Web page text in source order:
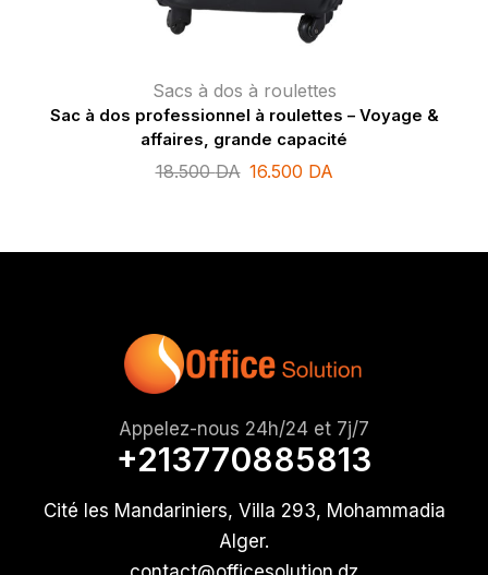
Sacs à dos à roulettes
Sac à dos professionnel à roulettes – Voyage &
affaires, grande capacité
18.500DA 16.500 DA
Appelez-nous 24h/24 et 7j/7
+213770885813
Cité les Mandariniers, Villa 293, Mohammadia
Alger.